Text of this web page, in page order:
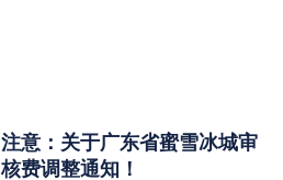
注意：关于广东省蜜雪冰城审
核费调整通知！